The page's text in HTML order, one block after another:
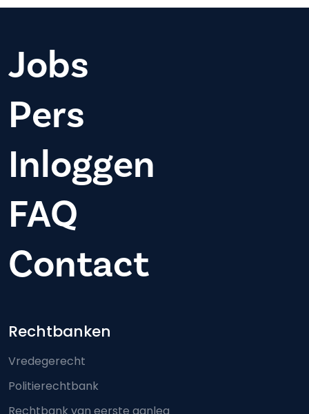
Jobs
Pers
Inloggen
FAQ
Contact
Footer-menu
Rechtbanken
Vredegerecht
Politierechtbank